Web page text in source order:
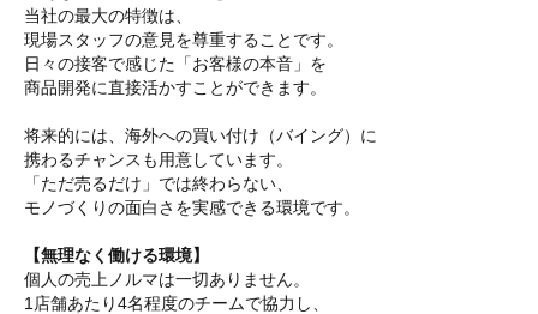
当社の最大の特徴は、
現場スタッフの意見を尊重することです。
日々の接客で感じた「お客様の本音」を
商品開発に直接活かすことができます。
将来的には、海外への買い付け（バイング）に
携わるチャンスも用意しています。
「ただ売るだけ」では終わらない、
モノづくりの面白さを実感できる環境です。
【無理なく働ける環境】
個人の売上ノルマは一切ありません。
1店舗あたり4名程度のチームで協力し、